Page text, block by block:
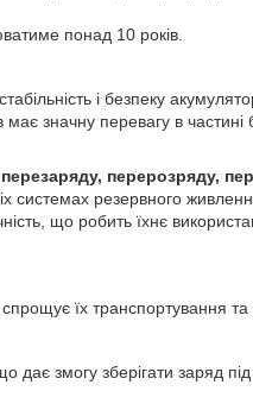
понад 10 років.
і безпеку
значну перевагу в частині
перерозряду,
системах резервного
що робить їхнє
спрощує їх транспортування
дає змогу зберігати заряд